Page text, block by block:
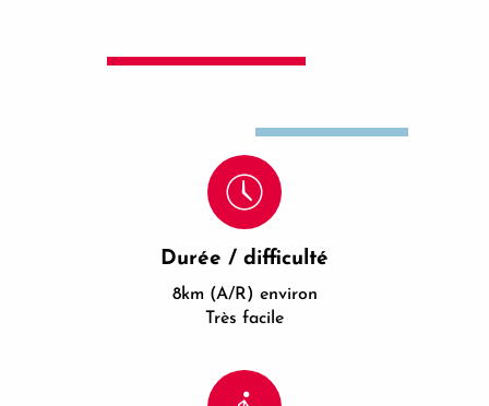
Durée / difficulté
8km (A/R) environ
Très facile